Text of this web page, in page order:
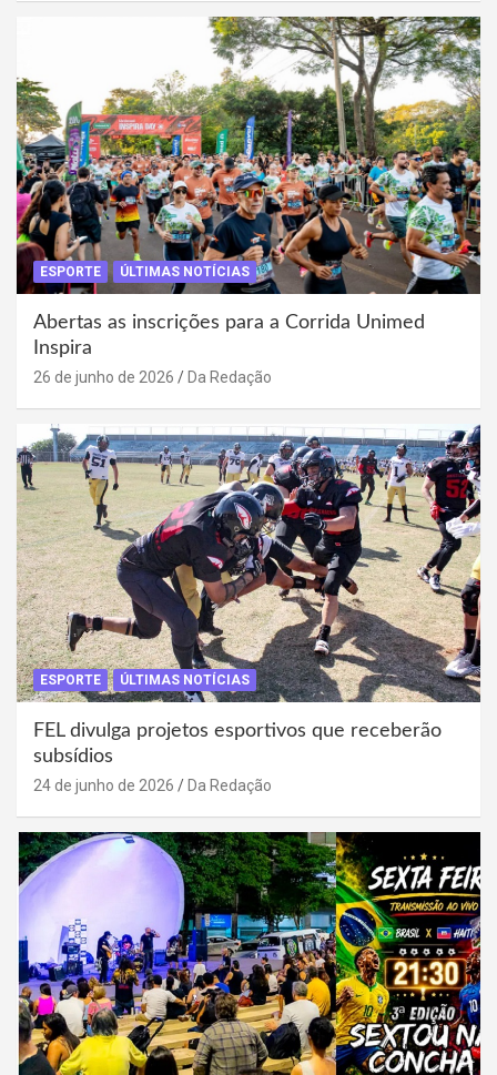
ESPORTE ÚLTIMAS NOTÍCIAS
Abertas as inscrições para a Corrida Unimed
Inspira
26 de junho de 2026 Da Redação
ESPORTE ÚLTIMAS NOTÍCIAS
FEL divulga projetos esportivos que receberão
subsídios
24 de junho de 2026 Da Redação